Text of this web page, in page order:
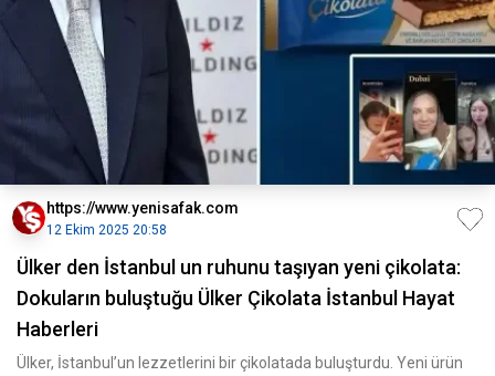
https://www.yenisafak.com
12 Ekim 2025 20:58
Ülker den İstanbul un ruhunu taşıyan yeni çikolata:
Dokuların buluştuğu Ülker Çikolata İstanbul Hayat
Haberleri
Ülker, İstanbul’un lezzetlerini bir çikolatada buluşturdu. Yeni ürün